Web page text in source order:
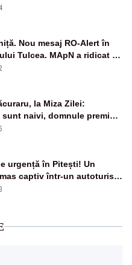
Nou mesaj RO-Alert în
Tulcea. MApN a ridicat de
F-16
la Miza Zilei:
sunt naivi, domnule premier
urgență în Pitești! Un
captiv într-un autoturism
defecțiuni